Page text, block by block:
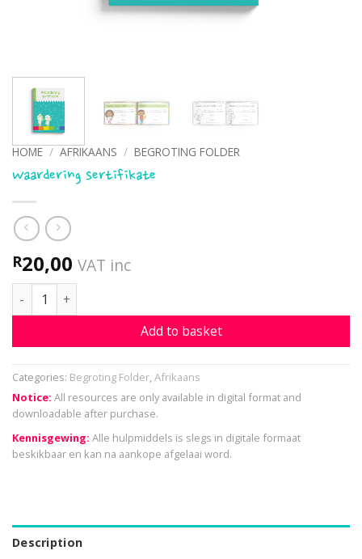
HOME / AFRIKAANS / BEGROTING FOLDER
Waardering sertifikate
R20,00 VAT inc
Waardering sertifikate quantity
Add to basket
Categories: Begroting Folder,Afrikaans
Notice: All resources are only available in digital format and
downloadable after purchase.
Kennisgewing: Alle hulpmiddels is slegs in digitale formaat
beskikbaar en kan na aankope afgelaai word.
Description